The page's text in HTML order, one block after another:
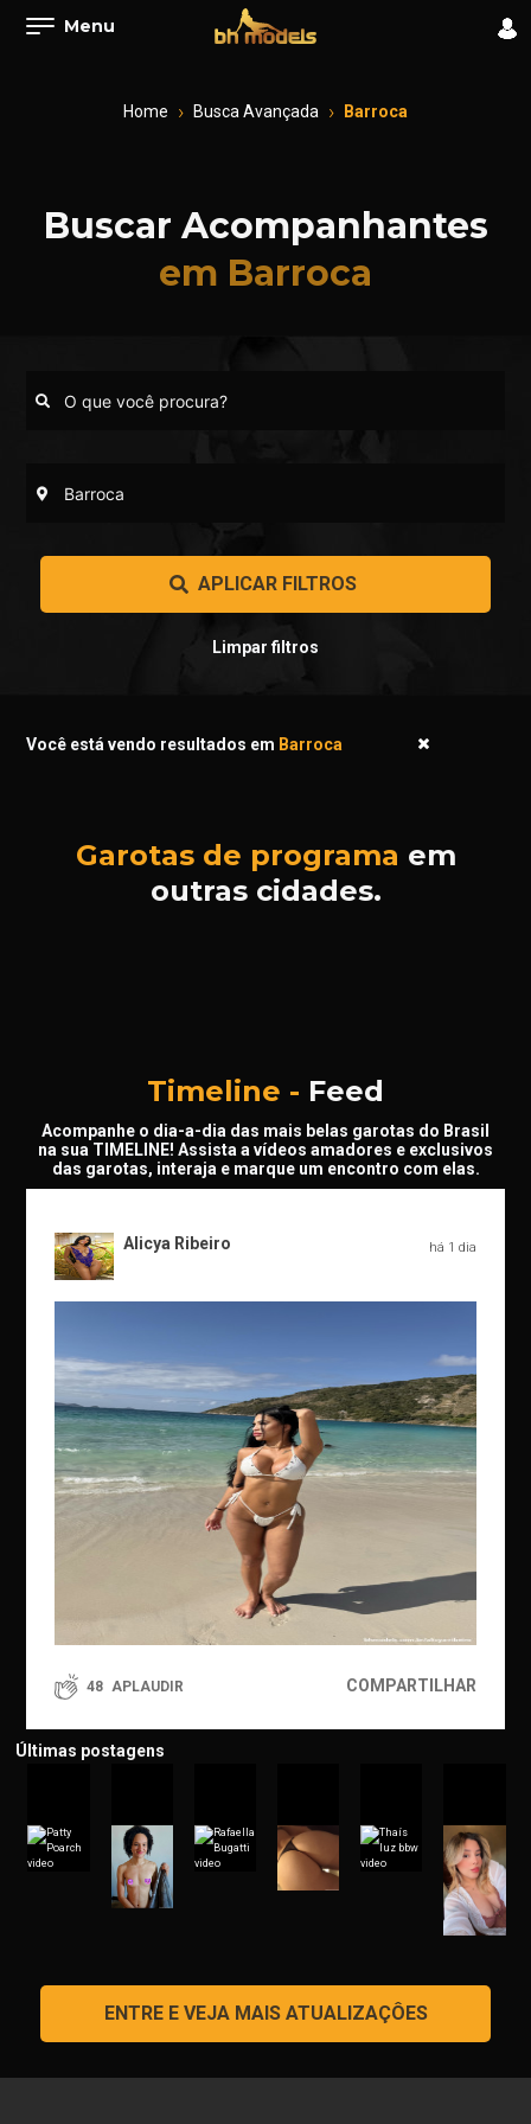
Menu
Home Busca Avançada Barroca
Buscar Acompanhantes
em Barroca
Limpar filtros
Você está vendo resultados em Barroca
Garotas de programa em
outras cidades.
Timeline - Feed
Acompanhe o dia-a-dia das mais belas garotas do Brasil
na sua TIMELINE! Assista a vídeos amadores e exclusivos
das garotas, interaja e marque um encontro com elas.
Alicya Ribeiro há 1 dia
48 APLAUDIR COMPARTILHAR
Últimas postagens
ENTRE E VEJA MAIS ATUALIZAÇÔES